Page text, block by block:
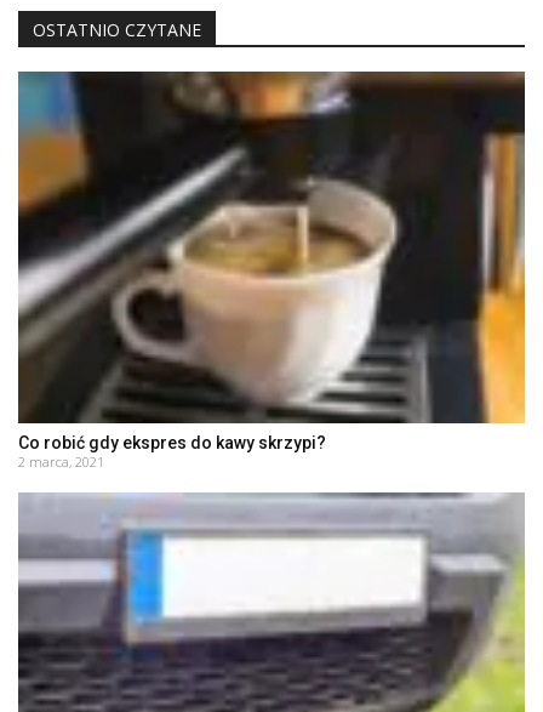
OSTATNIO CZYTANE
Co robić gdy ekspres do kawy skrzypi?
2 marca, 2021